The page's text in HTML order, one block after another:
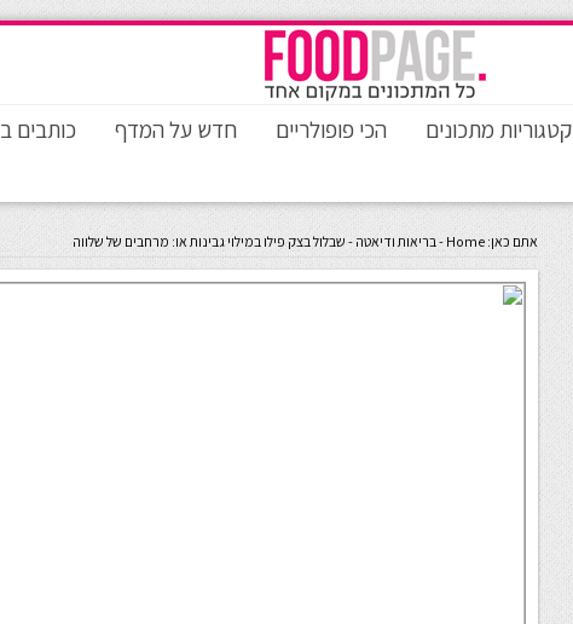
קטגוריות מתכונים הכי פופולריים חדש על המדף כותבים
אתם כאן: Home
-בריאות ודיאטה - שבלול בצק פילו במילוי גבינות או: מרחבים של שלווה